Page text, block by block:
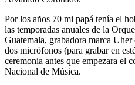
Por los años 70 mi papá tenía el
las temporadas anuales de la
Guatemala, grabadora marca Uher
dos micrófonos (para grabar en
ceremonia antes que empezara el
Nacional de Música.